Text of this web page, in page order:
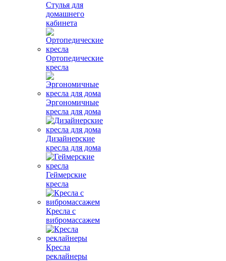
Стулья для
домашнего
кабинета
Ортопедические
кресла
Эргономичные
кресла для дома
Дизайнерские
кресла для дома
Геймерские
кресла
Кресла с
вибромассажем
Кресла
реклайнеры